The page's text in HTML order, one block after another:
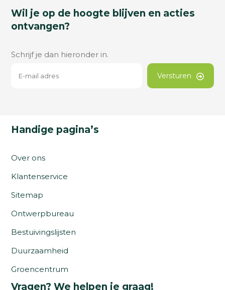
Wil je op de hoogte blijven en acties
ontvangen?
Schrijf je dan hieronder in.
Versturen
Handige pagina’s
Over ons
Klantenservice
Sitemap
Ontwerpbureau
Bestuivingslijsten
Duurzaamheid
Groencentrum
Vragen? We helpen je graag!